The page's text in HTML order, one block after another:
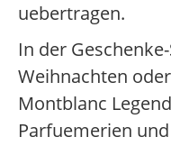
uebertragen.
In der
Weihnachten
Montblanc
Parfuemerien